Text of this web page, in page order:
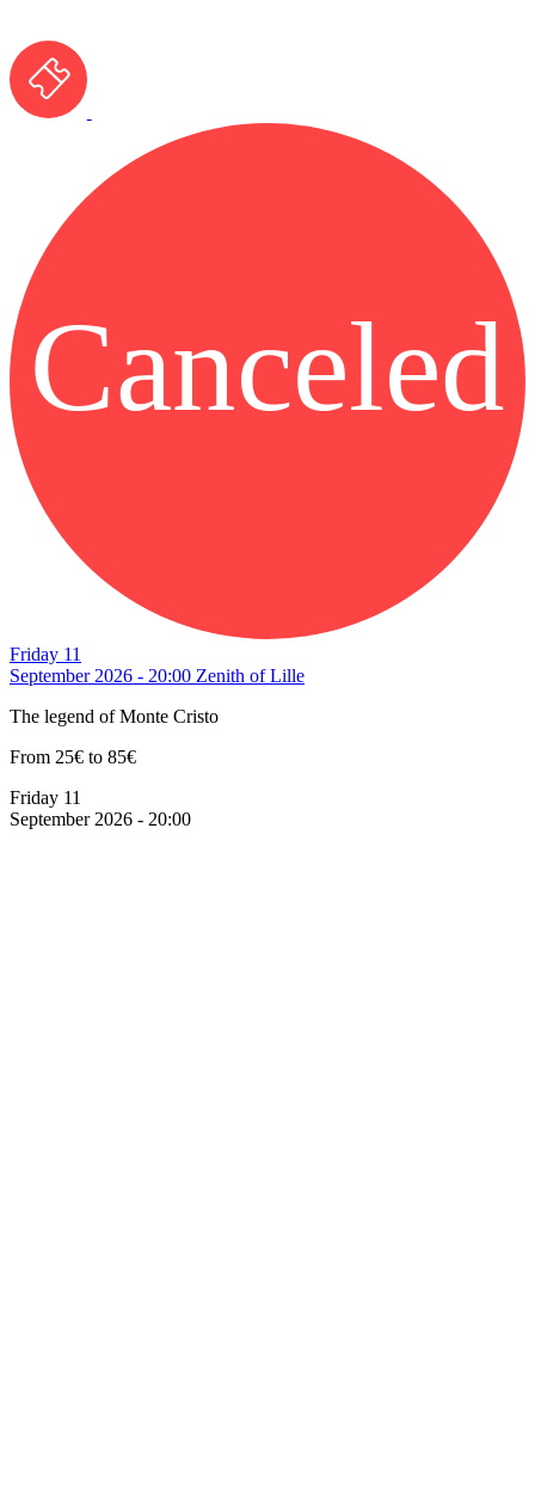
Canceled
Friday 11
September 2026 - 20:00 Zenith of Lille
The legend of Monte Cristo
From 25€ to 85€
Friday 11
September 2026 - 20:00